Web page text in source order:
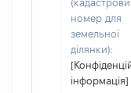
номер для
земельної
ділянки):
інформація]